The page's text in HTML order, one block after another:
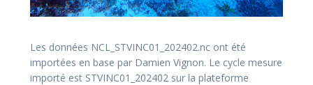
Les données NCL_STVINC01_202402.nc ont été
importées en base par Damien Vignon. Le cycle mesure
importé est STVINC01_202402 sur la plateforme